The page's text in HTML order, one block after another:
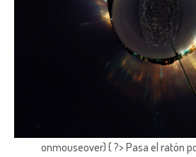
onmouseover) { ?> Pasa el ratón